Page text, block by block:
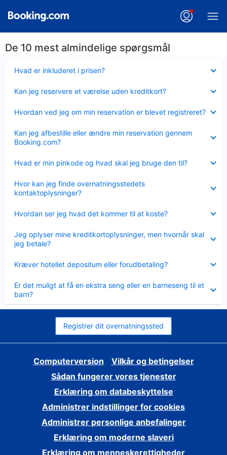
De 10 mest almindelige spørgsmål
Hvad er inkluderet i prisen?
Kan jeg reservere et værelse uden kreditkort?
Hvordan ved jeg om min reservation er blevet registreret?
Kan jeg afbestille eller ændre min reservation gennem
Booking.com?
Hvad er min pinkode og hvad skal jeg bruge den til?
Hvor kan jeg finde overnatningsstedets
kontaktoplysninger?
Hvordan ser jeg hvad det kommer til at koste?
Jeg oplyser mine kreditkortoplysninger, men hvornår skal
jeg betale?
Kræver hotellet depositum eller forudbetaling?
Er det muligt at få en ekstra seng eller en barneseng til et
barn?
Registrer dit overnatningssted
Computerversion
Vilkår og betingelser
Sådan fungerer vores tjenester
Erklæring om databeskyttelse
Administrer indstillinger for cookies
Administrer personlige anbefalinger
Erklæring om moderne slaveri
Erklæring om menneskerettigheder